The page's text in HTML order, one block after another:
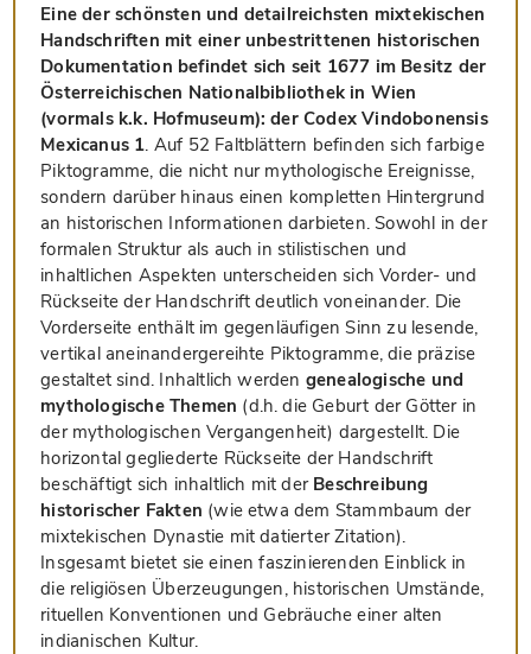
Eine der schönsten und detailreichsten mixtekischen
Handschriften mit einer unbestrittenen historischen
Dokumentation befindet sich seit 1677 im Besitz der
Österreichischen Nationalbibliothek in Wien
(vormals k.k. Hofmuseum): der Codex Vindobonensis
Mexicanus 1. Auf 52 Faltblättern befinden sich farbige
Piktogramme, die nicht nur mythologische Ereignisse,
sondern darüber hinaus einen kompletten Hintergrund
an historischen Informationen darbieten. Sowohl in der
formalen Struktur als auch in stilistischen und
inhaltlichen Aspekten unterscheiden sich Vorder- und
Rückseite der Handschrift deutlich voneinander. Die
Vorderseite enthält im gegenläufigen Sinn zu lesende,
vertikal aneinandergereihte Piktogramme, die präzise
gestaltet sind. Inhaltlich werden genealogische und
mythologische Themen (d.h. die Geburt der Götter in
der mythologischen Vergangenheit) dargestellt. Die
horizontal gegliederte Rückseite der Handschrift
beschäftigt sich inhaltlich mit der Beschreibung
historischer Fakten (wie etwa dem Stammbaum der
mixtekischen Dynastie mit datierter Zitation).
Insgesamt bietet sie einen faszinierenden Einblick in
die religiösen Überzeugungen, historischen Umstände,
rituellen Konventionen und Gebräuche einer alten
indianischen Kultur.